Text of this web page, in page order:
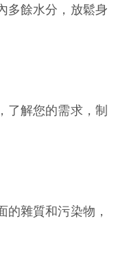
多餘水分，放鬆身
了解您的需求，制
雜質和污染物，